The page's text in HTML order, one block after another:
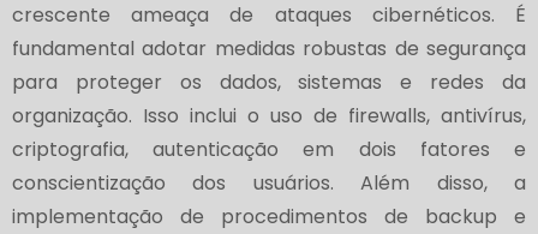
crescente ameaça de ataques cibernéticos. É
fundamental adotar medidas robustas de segurança
para proteger os dados, sistemas e redes da
organização. Isso inclui o uso de firewalls, antivírus,
criptografia, autenticação em dois fatores e
conscientização dos usuários. Além disso, a
implementação de procedimentos de backup e